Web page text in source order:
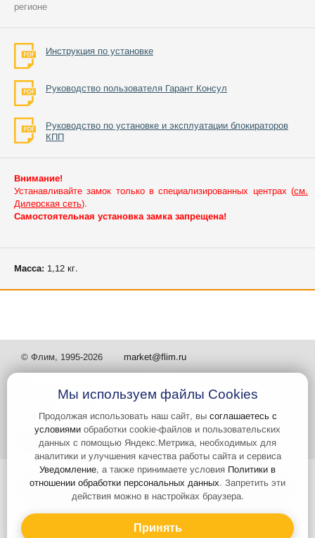
регионе
Инструкция по установке
Руководство пользователя Гарант Консул
Руководство по установке и эксплуатации блокираторов
КПП
Внимание!
Устанавливайте замок только в специализированных центрах (см.
Дилерская сеть).
Самостоятельная установка замка запрещена!
Масса: 1,12 кг.
© Флим, 1995-2026 market@flim.ru
Задать вопрос Контакты
Интернет-сайт носит информационный характер и не является
публичной офертой, которая определяется положениями статьи 437
Гражданского кодекса РФ. Информация о характеристиках и
стоимости товаров, указанных на сайте, условия доставки может
быть изменена в одностороннем порядке. Информация по ценам,
Мы используем файлы Cookies
Продолжая использовать наш сайт, вы соглашаетесь с
условиями обработки cookie-файлов и пользовательских
данных с помощью Яндекс.Метрика, необходимых для
аналитики и улучшения качества работы сайта и сервиса
Уведомление, а также принимаете условия Политики в
отношении обработки персональных данных. Запретить эти
действия можно в настройках браузера.
Принять